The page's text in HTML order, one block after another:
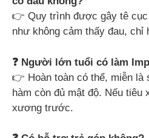
👉 Quy trình được gây tê cục
như không cảm thấy đau, chỉ
❓ Người lớn tuổi có làm
👉 Hoàn toàn có thể, miễn
hàm còn đủ mật độ. Nếu
xương trước.